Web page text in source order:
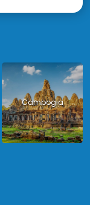
Cambogia